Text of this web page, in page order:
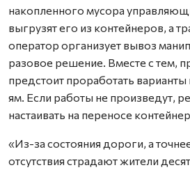
накопленного мусора
выгрузят его из контейнеров, а
оператор организует вывоз
разовое решение. Вместе с тем,
предстоит проработать
ям. Если работы не произведут,
настаивать на переносе
«Из-за состояния дороги, а
отсутствия страдают жители